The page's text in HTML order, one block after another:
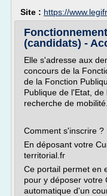
Site : https://
(candidats) -
Elle s'adresse aux
concours de la
de la Fonction
Publique de l'Etat,
recherche de mobilité.
Comment s'inscrire ?
En déposant votre
territorial.fr
Ce portail permet en
pour y déposer votre
automatique d'un